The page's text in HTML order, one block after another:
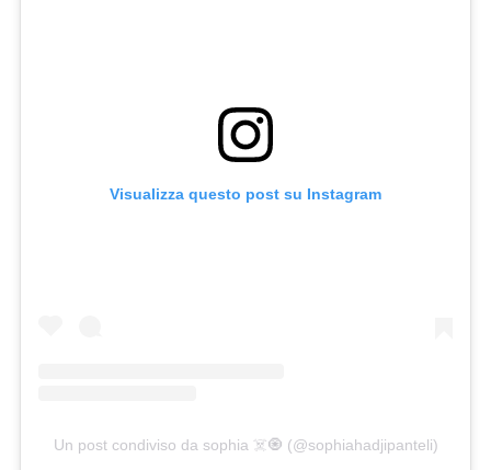
Visualizza questo post su Instagram
Un post condiviso da sophia ☠️🧿 (@sophiahadjipanteli)